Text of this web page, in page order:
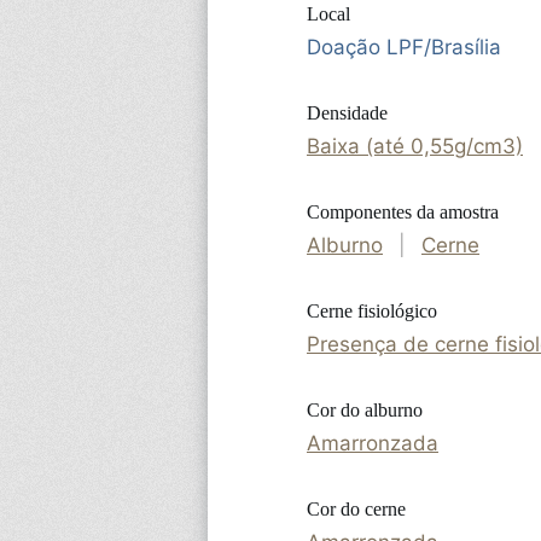
Local
Doação LPF/Brasília
Densidade
Baixa (até 0,55g/cm3)
Componentes da amostra
Alburno Cerne
Cerne fisiológico
Presença de cerne
Cor do alburno
Amarronzada
Cor do cerne